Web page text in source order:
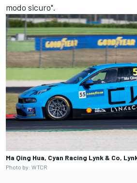
modo sicuro".
Ma Qing Hua, Cyan Racing Lynk & Co,
Photo by: WTCR